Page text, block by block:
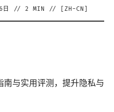
日 // 2 MIN // [ ZH-CN
与实用评测，提升隐私与